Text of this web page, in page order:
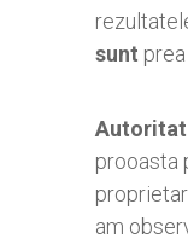
sunt
prooasta
am